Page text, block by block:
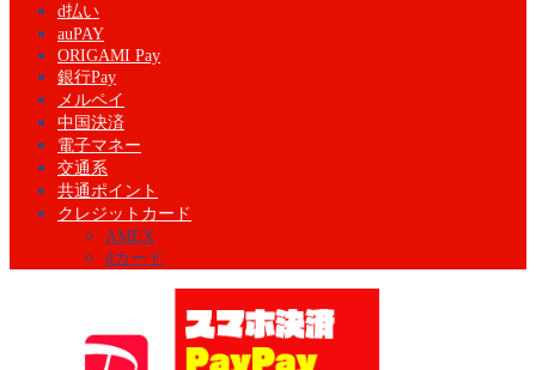
d払い
auPAY
ORIGAMI Pay
銀行Pay
メルペイ
中国決済
電子マネー
交通系
共通ポイント
クレジットカード
AMEX
dカード